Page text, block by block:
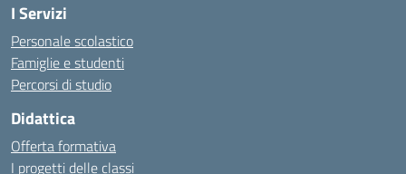
I Servizi
Personale scolastico
Famiglie e studenti
Percorsi di studio
Didattica
Offerta formativa
I progetti delle classi